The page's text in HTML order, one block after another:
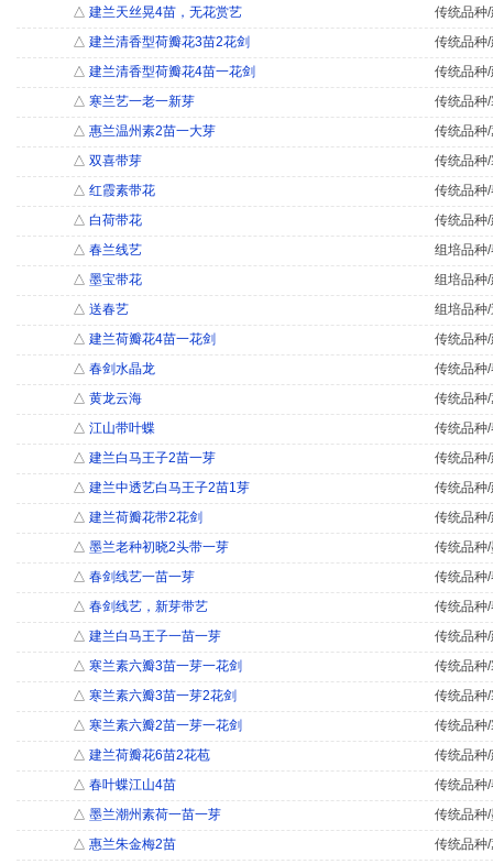
△ 建兰天丝晃4苗，无花赏艺
传统品种
△ 建兰清香型荷瓣花3苗2花剑
传统品种
△ 建兰清香型荷瓣花4苗一花剑
传统品种
△ 寒兰艺一老一新芽
传统品种
△ 惠兰温州素2苗一大芽
传统品种
△ 双喜带芽
传统品种
△ 红霞素带花
传统品种
△ 白荷带花
传统品种
△ 春兰线艺
组培品种
△ 墨宝带花
组培品种
△ 送春艺
组培品种
△ 建兰荷瓣花4苗一花剑
传统品种
△ 春剑水晶龙
传统品种
△ 黄龙云海
传统品种
△ 江山带叶蝶
传统品种
△ 建兰白马王子2苗一芽
传统品种
△ 建兰中透艺白马王子2苗1芽
传统品种
△ 建兰荷瓣花带2花剑
传统品种
△ 墨兰老种初晓2头带一芽
传统品种
△ 春剑线艺一苗一芽
传统品种
△ 春剑线艺，新芽带艺
传统品种
△ 建兰白马王子一苗一芽
传统品种
△ 寒兰素六瓣3苗一芽一花剑
传统品种
△ 寒兰素六瓣3苗一芽2花剑
传统品种
△ 寒兰素六瓣2苗一芽一花剑
传统品种
△ 建兰荷瓣花6苗2花苞
传统品种
△ 春叶蝶江山4苗
传统品种
△ 墨兰潮州素荷一苗一芽
传统品种
△ 惠兰朱金梅2苗 传统品种